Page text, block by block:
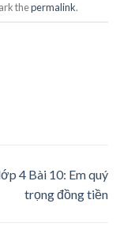
thepermalink.
4 Bài 10: Em quý
trọng đồng tiền